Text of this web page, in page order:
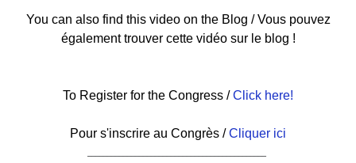
You can also find this video on the Blog / Vous pouvez
également trouver cette vidéo sur le blog !
To Register for the Congress /Click here!
Pour s'inscrire au Congrès /Cliquer ici
–––––––––––––––––––––––––––––––––––––––––––––